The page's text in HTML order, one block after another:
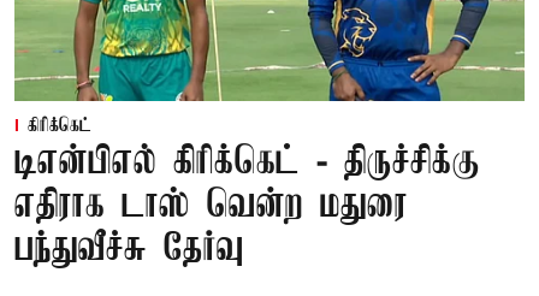
கிரிக்கெட்
டிஎன்பிஎல் கிரிக்கெட் - திருச்சிக்கு
எதிராக டாஸ் வென்ற மதுரை
பந்துவீச்சு தேர்வு